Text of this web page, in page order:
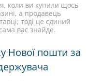
коли ви купили щось
а продавець
тоді це єдиний
вас знайде.
Нової пошти за